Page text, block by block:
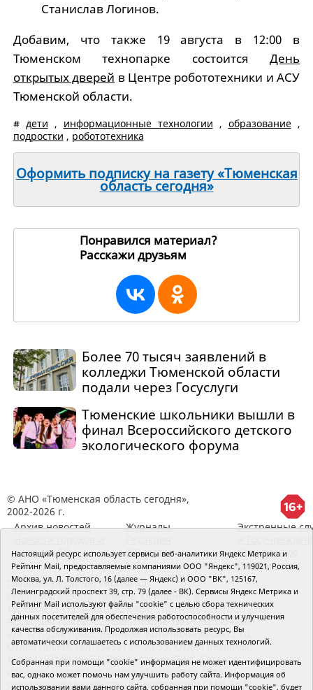
Станислав Логинов.
Добавим, что также 19 августа в 12:00 в
Тюменском технопарке состоитсяДень
открытых дверей в Центре робототехники и АСУ
Тюменской области.
# дети , информационные технологии , образование,
подростки , робототехника
Оформить подписку на газету «Тюменская
область сегодня»
Понравился материал?
Расскажи друзьям
Более 70 тысяч заявлений в
колледжи Тюменской области
подали через Госуслуги
Тюменские школьники вышли в
финал Всероссийского детского
экологического форума
© АНО «Тюменская область сегодня»,
2002-2026 г.
Архив новостей
районов ТО
Журналы
RSS поток
Экстренные
Сведения об
организации
Главный редактор Рябков А.В.
Редакция: 625002, Тюмень, Осипенко, 81,
телефон (3452)49-00-18, e-mail: tumentoday@obl72.ru
Адрес для писем: 625000, Россия, Тюмень, Почтамт,
а/я 371. Для пресс-релизов: tumentoday@obl72.ru.
Отдел писем: тел. (3452) 39-90-59. Отдел рекламы:
тел. (3452) 39-90-51. Регистрация СМИ: Сетевое
издание «Интернет-газета «Тюменская область
сегодня», свидетельство о регистрации СМИ Эл №
Настоящий ресурс использует сервисы веб-аналитики Яндекс Метрика и
Рейтинг Mail, предоставляемые компаниями ООО "Яндекс", 119021, Россия,
Москва, ул. Л. Толстого, 16 (далее — Яндекс) и ООО "ВК", 125167,
Ленинградский проспект 39, стр. 79 (далее - ВК). Сервисы Яндекс Метрика и
Рейтинг Mail используют файлы "cookie" с целью сбора технических
данных посетителей для обеспечения работоспособности и улучшения
качества обслуживания. Продолжая использовать ресурс, Вы
автоматически соглашаетесь с использованием данных технологий.
Собранная при помощи "cookie" информация не может идентифицировать
вас, однако может помочь нам улучшить работу сайта. Информация об
использовании вами данного сайта, собранная при помощи "cookie", будет